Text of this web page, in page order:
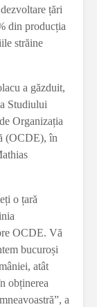
țări
din producția
străine
a găzduit,
a Studiului
Organizația
(OCDE), în
o țară
OCDE. Vă
bucuroși
atât
obținerea
a